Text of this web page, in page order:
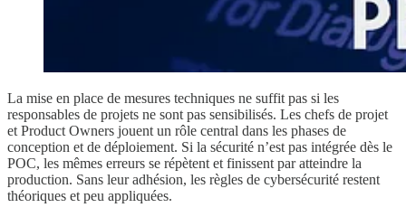
La mise en place de mesures techniques ne suffit pas si les
responsables de projets ne sont pas sensibilisés. Les chefs de projet
et Product Owners jouent un rôle central dans les phases de
conception et de déploiement. Si la sécurité n’est pas intégrée dès le
POC, les mêmes erreurs se répètent et finissent par atteindre la
production. Sans leur adhésion, les règles de cybersécurité restent
théoriques et peu appliquées.